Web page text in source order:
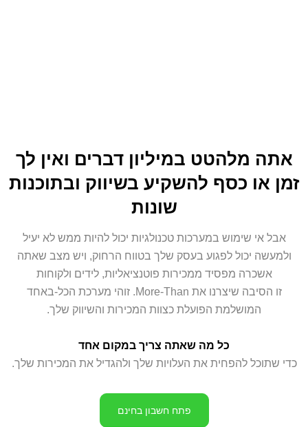
אתה מלהטט במיליון דברים ואין לך
זמן או כסף להשקיע בשיווק ובתוכנות
שונות
אבל אי שימוש במערכות טכנולגיות יכול להיות ממש לא יעיל
ולמעשה יכול לפגוע בעסק שלך בטווח הרחוק, ויש מצב שאתה
אשכרה מפסיד ממכירות פוטנציאליות, לידים ולקוחות
זו הסיבה שיצרנו את More-Than. זוהי מערכת הכל-באחד
המושלמת הפועלת כצוות המכירות והשיווק שלך.
כל מה שאתה צריך במקום אחד
כדי שתוכל להפחית את העלויות שלך ולהגדיל את המכירות שלך.
פתח חשבון בחינם